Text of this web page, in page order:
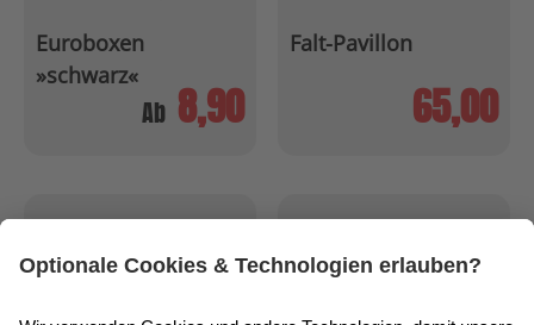
Euroboxen
»schwarz«
Ab 8,90
Falt-Pavillon
65,00